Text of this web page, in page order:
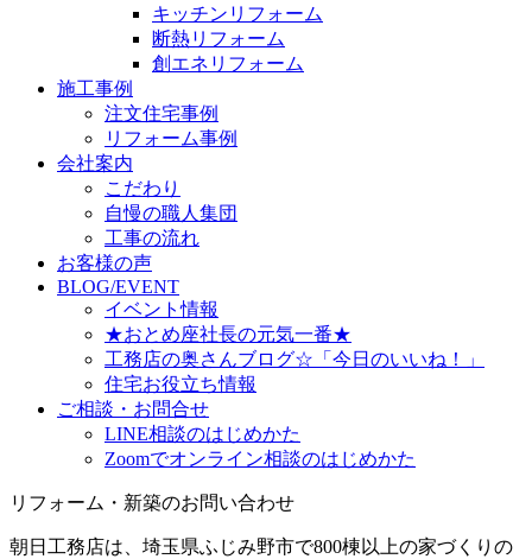
キッチンリフォーム
断熱リフォーム
創エネリフォーム
施工事例
注文住宅事例
リフォーム事例
会社案内
こだわり
自慢の職人集団
工事の流れ
お客様の声
BLOG/EVENT
イベント情報
★おとめ座社長の元気一番★
工務店の奥さんブログ☆「今日のいいね！」
住宅お役立ち情報
ご相談・お問合せ
LINE相談のはじめかた
Zoomでオンライン相談のはじめかた
リフォーム・新築のお問い合わせ
朝日工務店は、埼玉県ふじみ野市で800棟以上の家づくりの